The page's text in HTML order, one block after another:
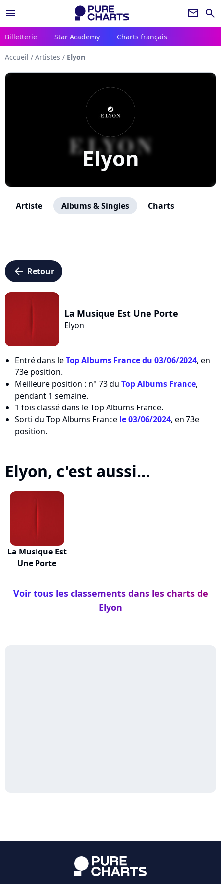
menu newsletter search
Billetterie Star Academy Charts français
Accueil / Artistes / Elyon
Elyon
Artiste Albums & Singles Charts
arrow_left Retour
La Musique Est Une Porte
Elyon
Entré dans leTop Albums France du 03/06/2024, en
73e position.
Meilleure position : n° 73 du Top Albums France,
pendant 1 semaine.
1 fois classé dans le Top Albums France.
Sorti du Top Albums France le 03/06/2024, en 73e
position.
Elyon, c'est aussi...
La Musique Est
Une Porte
Voir tous les classements dans les charts de
Elyon